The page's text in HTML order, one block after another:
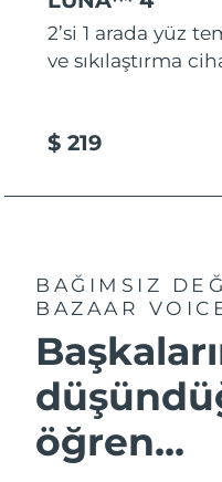
2’si 1 arada yüz
ve sıkılaştırma
$ 219
BAĞIMSIZ
BAZAAR
öğren...